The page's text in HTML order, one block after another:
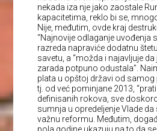
nekada iza nje jako zaostale
kapacitetima, reklo bi se,
Nije, međutim, ovde kraj
“Najnovije odlaganje uvođenja
razreda napraviće dodatnu
savetu, a “možda i najavljuje
zarada potpuno odustala”.
plata u opštoj državi od samog
tj. od već pominjane 2013,
definisanih rokova, sve
sumnja u opredeljenje Vlade
važnu reformu. Međutim,